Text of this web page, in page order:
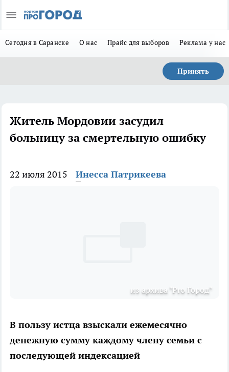
Сегодня в Саранске О нас Прайс для выборов Реклама у нас
Принять
Житель Мордовии засудил
больницу за смертельную ошибку
22 июля 2015 Инесса Патрикеева
из архива "Pro Город"
В пользу истца взыскали ежемесячно
денежную сумму каждому члену семьи с
последующей индексацией